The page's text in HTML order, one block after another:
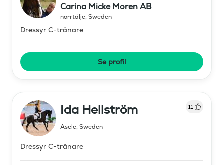
Carina Micke Moren AB
norrtälje, Sweden
Dressyr C-tränare
Se profil
Ida Hellström 11
Åsele, Sweden
Dressyr C-tränare